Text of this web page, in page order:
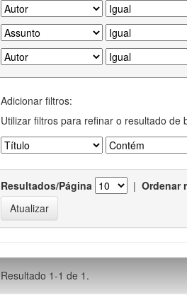
Adicionar filtros:
Utilizar filtros para refinar o resultado de
Resultados/Página | Ordenar
Resultado 1-1 de 1.